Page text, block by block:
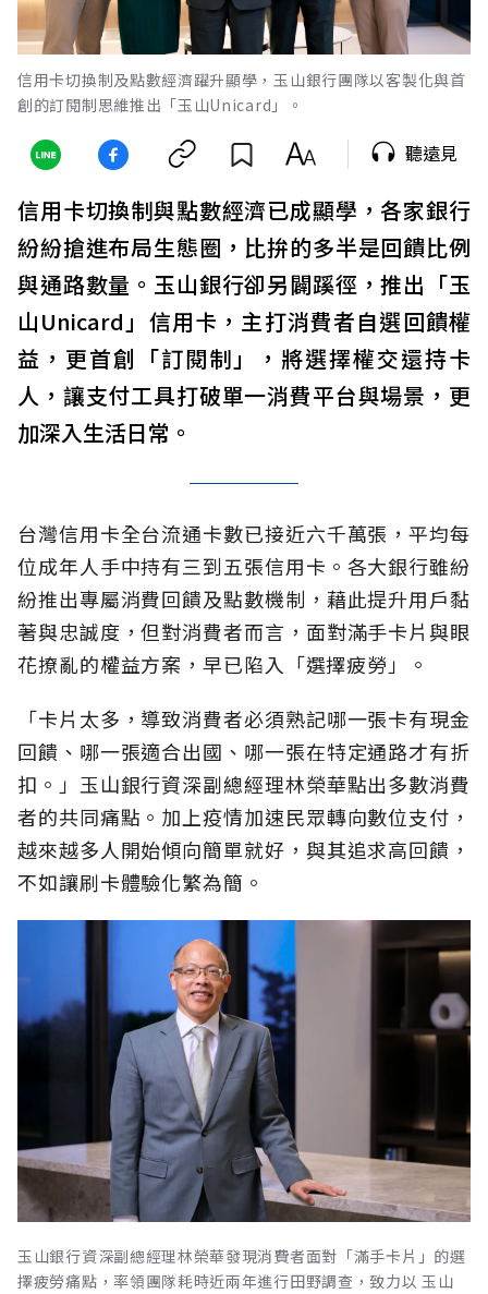
信用卡切換制及點數經濟躍升顯學，玉山銀行團隊以客製化與首
創的訂閱制思維推出「玉山Unicard」。
聽遠見
信用卡切換制與點數經濟已成顯學，各家銀行
紛紛搶進布局生態圈，比拚的多半是回饋比例
與通路數量。玉山銀行卻另闢蹊徑，推出「玉
山Unicard」信用卡，主打消費者自選回饋權
益，更首創「訂閱制」，將選擇權交還持卡
人，讓支付工具打破單一消費平台與場景，更
加深入生活日常。
台灣信用卡全台流通卡數已接近六千萬張，平均每
位成年人手中持有三到五張信用卡。各大銀行雖紛
紛推出專屬消費回饋及點數機制，藉此提升用戶黏
著與忠誠度，但對消費者而言，面對滿手卡片與眼
花撩亂的權益方案，早已陷入「選擇疲勞」。
「卡片太多，導致消費者必須熟記哪一張卡有現金
回饋、哪一張適合出國、哪一張在特定通路才有折
扣。」玉山銀行資深副總經理林榮華點出多數消費
者的共同痛點。加上疫情加速民眾轉向數位支付，
越來越多人開始傾向簡單就好，與其追求高回饋，
不如讓刷卡體驗化繁為簡。
玉山銀行資深副總經理林榮華發現消費者面對「滿手卡片」的選
擇疲勞痛點，率領團隊耗時近兩年進行田野調查，致力以 玉山